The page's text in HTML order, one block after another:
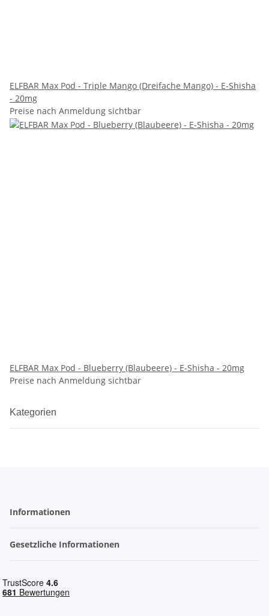
ELFBAR Max Pod - Triple Mango (Dreifache Mango) - E-Shisha
- 20mg
Preise nach Anmeldung sichtbar
ELFBAR Max Pod - Blueberry (Blaubeere) - E-Shisha - 20mg
Preise nach Anmeldung sichtbar
Kategorien
Informationen
Gesetzliche Informationen